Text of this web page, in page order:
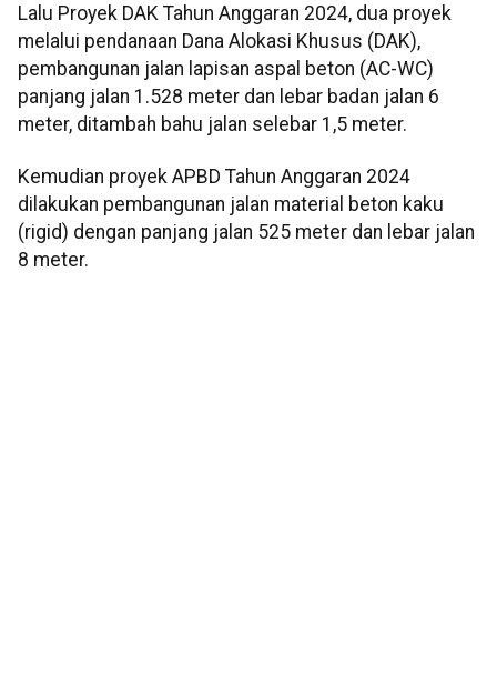
Lalu Proyek DAK Tahun Anggaran 2024, dua proyek
melalui pendanaan Dana Alokasi Khusus (DAK),
pembangunan jalan lapisan aspal beton (AC-WC)
panjang jalan 1.528 meter dan lebar badan jalan 6
meter, ditambah bahu jalan selebar 1,5 meter.
Kemudian proyek APBD Tahun Anggaran 2024
dilakukan pembangunan jalan material beton kaku
(rigid) dengan panjang jalan 525 meter dan lebar jalan
8 meter.